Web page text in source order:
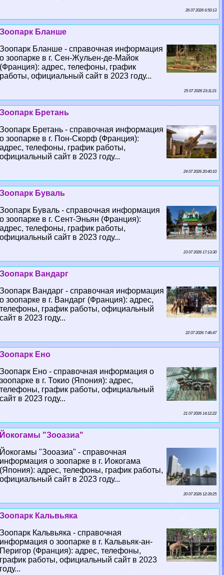
26 07 2026 6:50:13
Зоопарк Бланше
Зоопарк Бланше - справочная информация
о зоопарке в г. Сен-Жульен-де-Майок
(Франция): адрес, телефоны, график
работы, официальный сайт в 2023 году...
25 07 2026 23:11:21
Зоопарк Бретань
Зоопарк Бретань - справочная информация
о зоопарке в г. Пон-Скорф (Франция):
адрес, телефоны, график работы,
официальный сайт в 2023 году...
24 07 2026 20:40:10
Зоопарк Буваль
Зоопарк Буваль - справочная информация
о зоопарке в г. Сент-Эньян (Франция):
адрес, телефоны, график работы,
официальный сайт в 2023 году...
23 07 2026 17:13:30
Зоопарк Вандарг
Зоопарк Вандарг - справочная информация
о зоопарке в г. Вандарг (Франция): адрес,
телефоны, график работы, официальный
сайт в 2023 году...
22 07 2026 7:46:47
Зоопарк Ено
Зоопарк Ено - справочная информация о
зоопарке в г. Токио (Япония): адрес,
телефоны, график работы, официальный
сайт в 2023 году...
21 07 2026 14:12:22
Йокогамы "Зооазиа"
Йокогамы "Зооазиа" - справочная
информация о зоопарке в г. Иокогама
(Япония): адрес, телефоны, график работы,
официальный сайт в 2023 году...
20 07 2026 12:39:25
Зоопарк Кальвьяка
Зоопарк Кальвьяка - справочная
информация о зоопарке в г. Кальвьяк-ан-
Перигор (Франция): адрес, телефоны,
график работы, официальный сайт в 2023
году...